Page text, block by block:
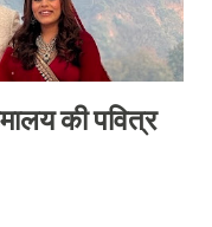
की पवित्र